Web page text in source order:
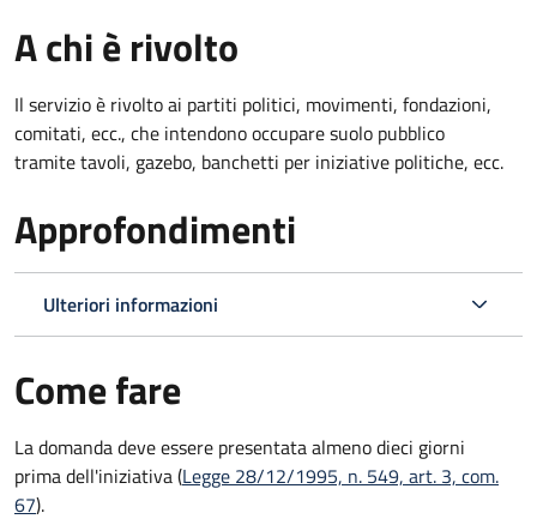
A chi è rivolto
Il servizio è rivolto ai partiti politici, movimenti, fondazioni,
comitati, ecc., che intendono occupare suolo pubblico
tramite tavoli, gazebo, banchetti per iniziative politiche, ecc.
Approfondimenti
Ulteriori informazioni
Come fare
La domanda deve essere presentataalmeno dieci giorni
primadell'iniziativa (Legge 28/12/1995, n. 549, art. 3, com.
67).